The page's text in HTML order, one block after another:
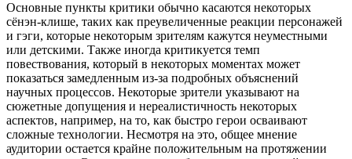
Основные пункты критики обычно касаются некоторых
сёнэн-клише, таких как преувеличенные реакции персонажей
и гэги, которые некоторым зрителям кажутся неуместными
или детскими. Также иногда критикуется темп
повествования, который в некоторых моментах может
показаться замедленным из-за подробных объяснений
научных процессов. Некоторые зрители указывают на
сюжетные допущения и нереалистичность некоторых
аспектов, например, на то, как быстро герои осваивают
сложные технологии. Несмотря на это, общее мнение
аудитории остается крайне положительным на протяжении